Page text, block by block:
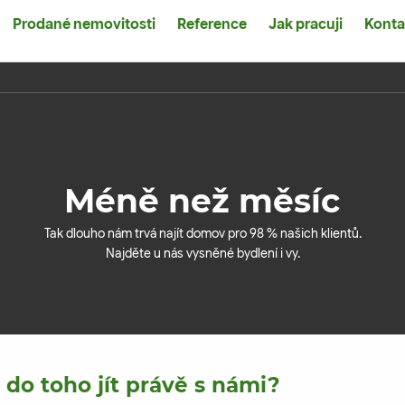
Prodané nemovitosti Reference Jak pracuji
Méně než měsíc
Tak dlouho nám trvá najít domov pro 98 % našich klientů.
Najděte u nás vysněné bydlení i vy.
do toho jít právě s námi?